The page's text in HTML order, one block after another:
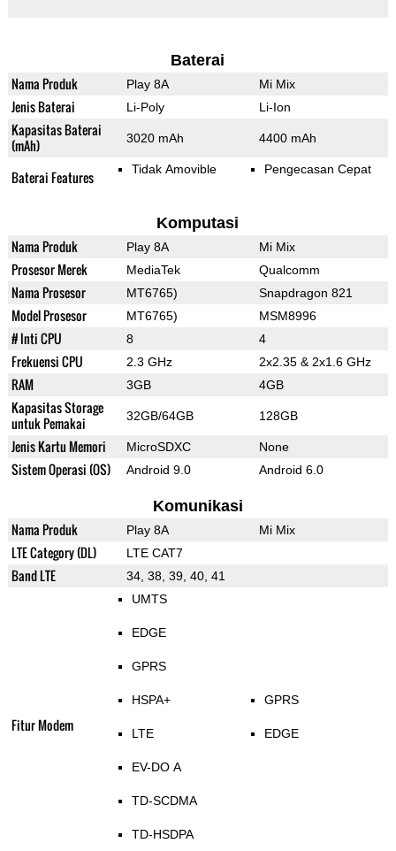
Baterai
Nama Produk Play 8A Mi Mix
Jenis Baterai Li-Poly Li-Ion
Kapasitas Baterai
(mAh)
3020 mAh 4400 mAh
Baterai Features Tidak Amovible Pengecasan Cepat
Komputasi
Nama Produk Play 8A Mi Mix
Prosesor Merek MediaTek Qualcomm
Nama Prosesor MT6765) Snapdragon 821
Model Prosesor MT6765) MSM8996
# Inti CPU 8 4
Frekuensi CPU 2.3 GHz 2x2.35 & 2x1.6 GHz
RAM 3GB 4GB
Kapasitas Storage
untuk Pemakai
32GB/64GB 128GB
Jenis Kartu Memori MicroSDXC None
Sistem Operasi (OS) Android 9.0 Android 6.0
Komunikasi
Nama Produk Play 8A Mi Mix
LTE Category (DL) LTE CAT7
Band LTE 34, 38, 39, 40, 41
Fitur Modem
UMTS
EDGE
GPRS
HSPA+
LTE
EV-DO A
TD-SCDMA
TD-HSDPA
GPRS
EDGE